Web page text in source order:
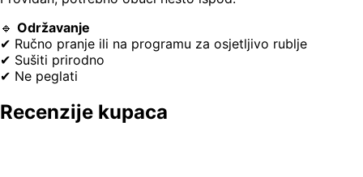
🔹 Održavanje
✔ Ručno pranje ili na programu za osjetljivo rublje
✔ Sušiti prirodno
✔ Ne peglati
Recenzije kupaca